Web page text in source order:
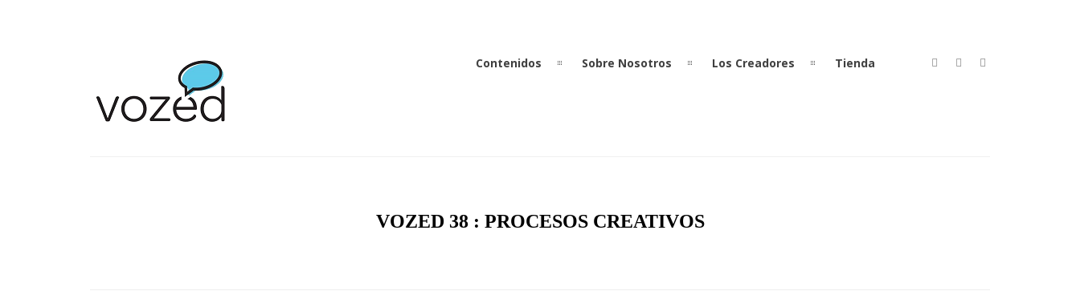
Contenidos Sobre Nosotros Los Creadores Tienda
VOZED 38 : PROCESOS CREATIVOS